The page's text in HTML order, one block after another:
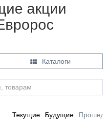
акции
 Каталоги
Текущие Будущие